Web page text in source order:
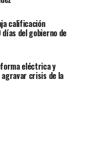
calificación
del gobierno de
eléctrica y
crisis de la